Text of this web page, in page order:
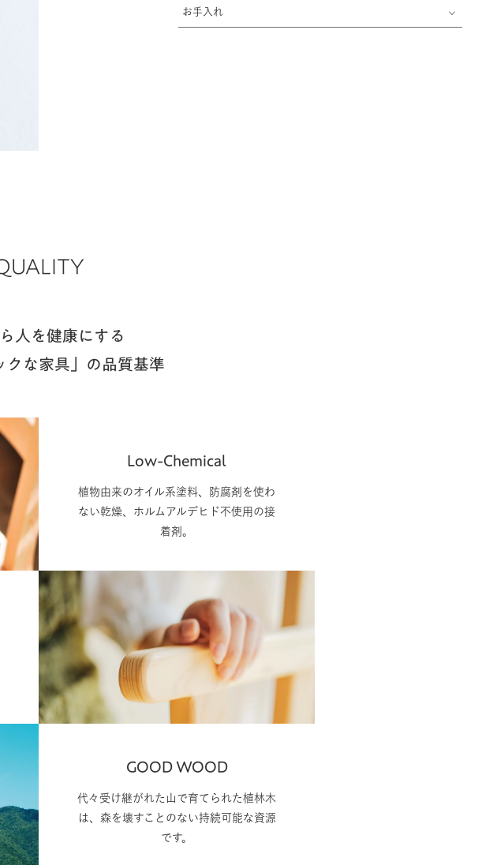
お手入れ
人を健康にする
クな家具」の品質基準
Low-Chemical
植物由来のオイル系塗料、防腐剤を使わ
ない乾燥、ホルムアルデヒド不使用の接
着剤。
GOOD WOOD
代々受け継がれた山で育てられた植林木
は、森を壊すことのない持続可能な資源
です。